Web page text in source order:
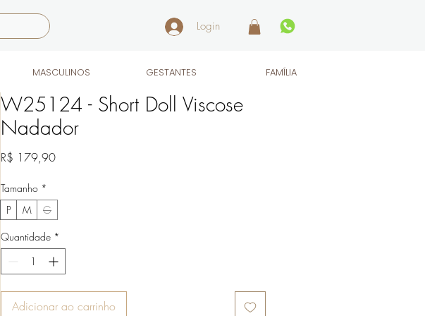
Login
MASCULINOS GESTANTES FAMÍLIA
W25124 - Short Doll Viscose
Nadador
R$ 179,90Preço
Tamanho *
P
M
G
Quantidade *
Adicionar ao carrinho